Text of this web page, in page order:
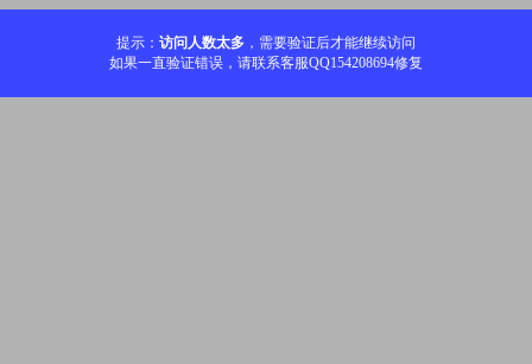
提示： 访问人数太多 ，需要验证后才能继续访问
如果一直验证错误，请联系客服QQ154208694修复